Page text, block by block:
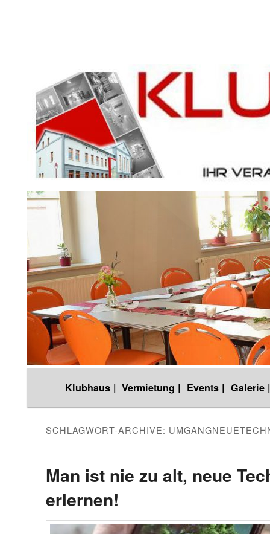
Zum
Inhalt
wechseln
Zum
sekundären
Inhalt
wechseln
Klubhaus | Vermietung | Events | Galerie |
SCHLAGWORT-ARCHIVE:
Man ist nie zu alt, neue
erlernen!